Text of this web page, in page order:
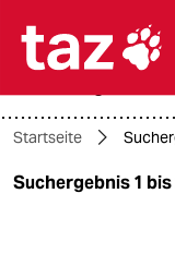

themen
krieg in der
Startseite
Suchergebnis 1 bis